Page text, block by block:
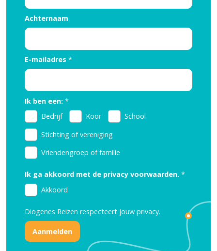
Achternaam
E-mailadres *
Ik ben een: *
Bedrijf
Koor
School
Stichting of vereniging
Vriendengroep of familie
Ik ga akkoord met de privacy voorwaarden. *
Akkoord
Diogenes Reizen respecteert jouw privacy.